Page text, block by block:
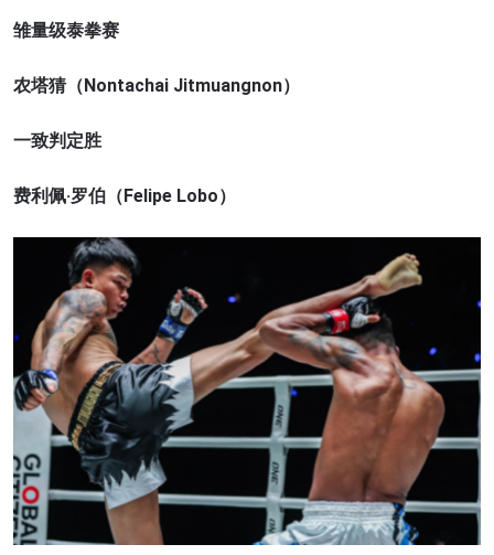
雏量级泰拳赛
农塔猜（Nontachai Jitmuangnon）
一致判定胜
费利佩·罗伯（Felipe Lobo）